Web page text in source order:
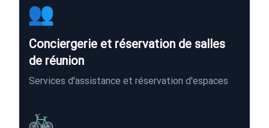
👥
Conciergerie et réservation de salles
de réunion
Services d'assistance et réservation d'espaces
🚲